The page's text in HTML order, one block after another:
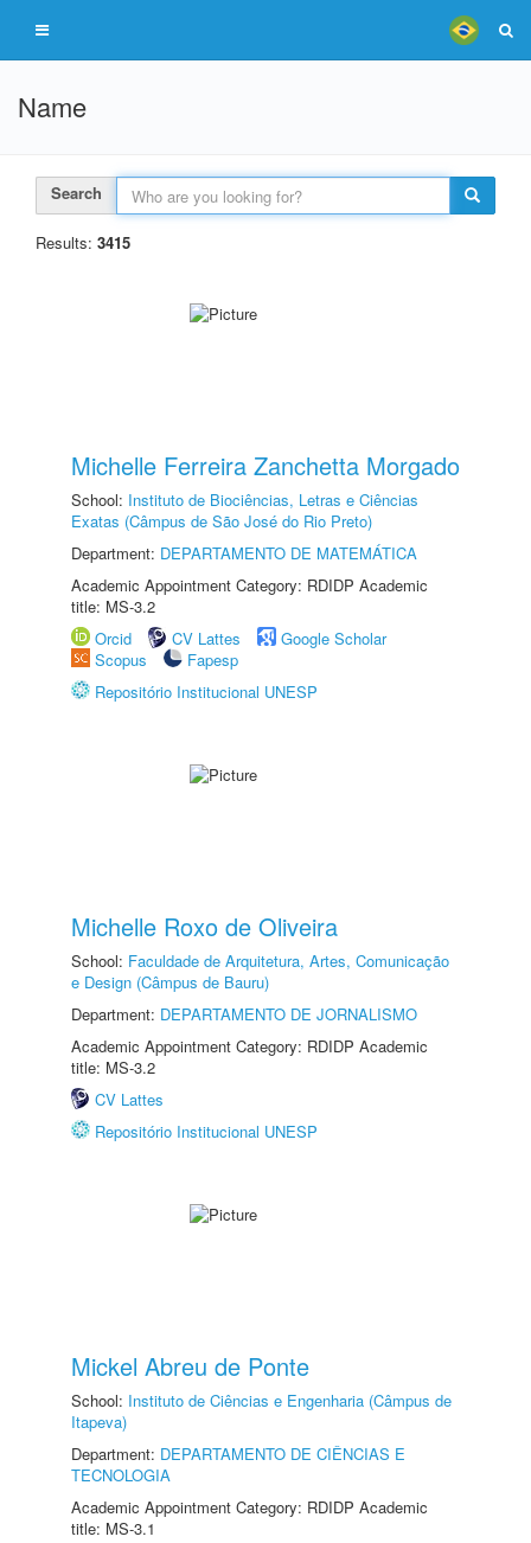
Name
Search
Results: 3415
Michelle Ferreira Zanchetta Morgado
School: Instituto de Biociências, Letras e Ciências
Exatas (Câmpus de São José do Rio Preto)
Department: DEPARTAMENTO DE MATEMÁTICA
Academic Appointment Category: RDIDP Academic
title: MS-3.2
Orcid
CV Lattes
Google Scholar
Scopus
Fapesp
Repositório Institucional UNESP
Michelle Roxo de Oliveira
School: Faculdade de Arquitetura, Artes, Comunicação
e Design (Câmpus de Bauru)
Department: DEPARTAMENTO DE JORNALISMO
Academic Appointment Category: RDIDP Academic
title: MS-3.2
CV Lattes
Repositório Institucional UNESP
Mickel Abreu de Ponte
School: Instituto de Ciências e Engenharia (Câmpus de
Itapeva)
Department: DEPARTAMENTO DE CIÊNCIAS E
TECNOLOGIA
Academic Appointment Category: RDIDP Academic
title: MS-3.1